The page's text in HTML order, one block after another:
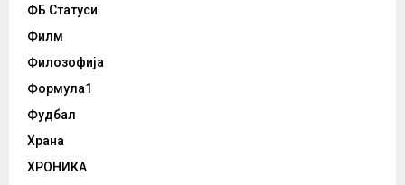
ФБ Статуси
Филм
Филозофија
Формула1
Фудбал
Храна
ХРОНИКА